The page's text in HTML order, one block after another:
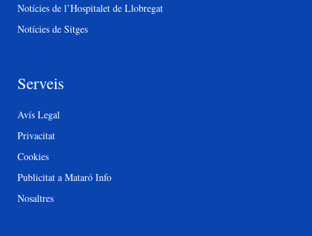
Notícies de l’Hospitalet de Llobregat
Notícies de Sitges
Serveis
Avís Legal
Privacitat
Cookies
Publicitat a Mataró Info
Nosaltres